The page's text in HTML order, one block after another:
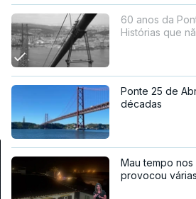
60 anos da
Histórias que
Ponte 25 de
décadas
Mau tempo nos
provocou